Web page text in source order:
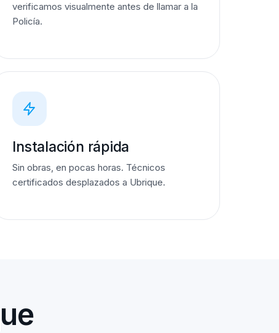
verificamos visualmente antes de llamar a la
Policía.
Instalación rápida
Sin obras, en pocas horas. Técnicos
certificados desplazados a Ubrique.